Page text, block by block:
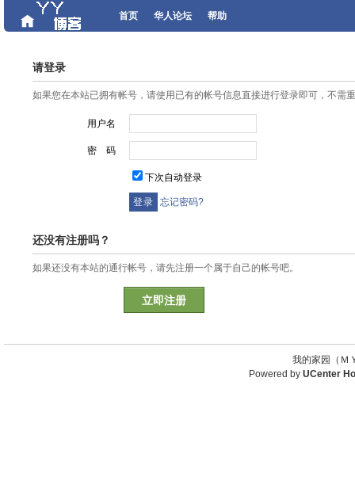
首页 华人论坛 帮助
请登录
如果您在本站已拥有帐号，请使用已有的帐号信息直接进行登录即可，不需
用户名
密 码
下次自动登录
忘记密码?
还没有注册吗？
如果还没有本站的通行帐号，请先注册一个属于自己的帐号吧。
立即注册
我的家园（
Powered by UCenter